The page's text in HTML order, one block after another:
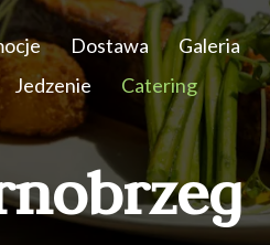
Dostawa Galeria
Jedzenie Catering